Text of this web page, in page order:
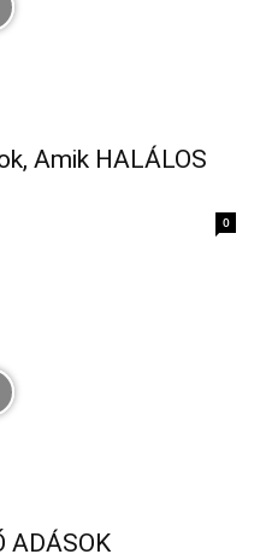
Amik HALÁLOS
0
ADÁSOK